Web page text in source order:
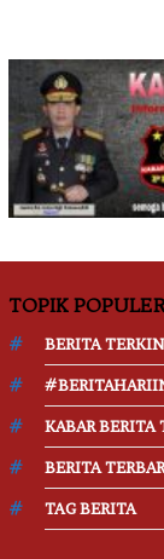
TOPIK
BERITA
KABAR BERITA
BERITA
TAG BERITA